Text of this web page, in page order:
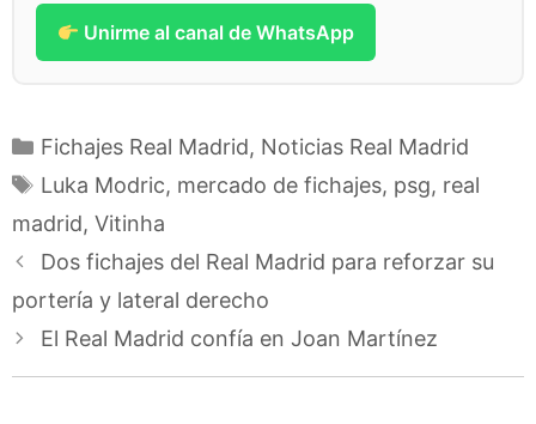
Unirme al canal de WhatsApp
Categorías
Fichajes Real Madrid, Noticias Real Madrid
Etiquetas
Luka Modric, mercado de fichajes, psg, real
madrid, Vitinha
Dos fichajes del Real Madrid para reforzar su
portería y lateral derecho
El Real Madrid confía en Joan Martínez